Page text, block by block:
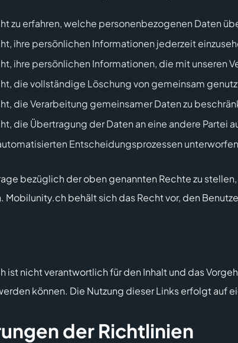
zu erfahren, welche personenbezogenen Daten
ihre persönlichen Informationen jederzeit
ihre persönlichen Informationen, die mit unseren
die vollständige Löschung von gemeinsam
die Verarbeitung gemeinsamer Daten zu
die Übertragung der Daten an eine andere Partei
Entscheidungsprozessen unterworfen
bezüglich der oben genannten Rechte zu
Mobilunity.ch behält sich das Recht vor, den
ist nicht verantwortlich für den Inhalt und das
können. Die Nutzung dieser Links erfolgt auf
der Richtlinien